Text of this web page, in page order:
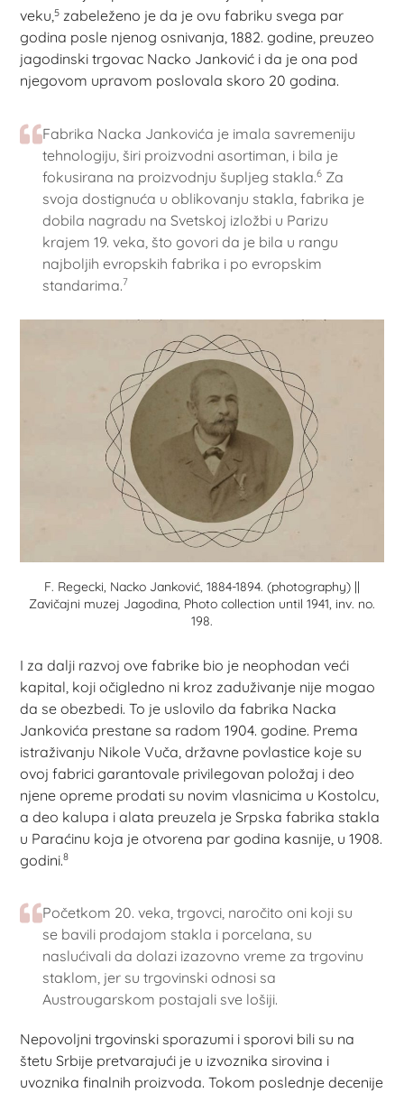
veku,5 zabeleženo je da je ovu fabriku svega par
godina posle njenog osnivanja, 1882. godine, preuzeo
jagodinski trgovac Nacko Janković i da je ona pod
njegovom upravom poslovala skoro 20 godina.
Fabrika Nacka Jankovića je imala savremeniju
tehnologiju, širi proizvodni asortiman, i bila je
fokusirana na proizvodnju šupljeg stakla.6 Za
svoja dostignuća u oblikovanju stakla, fabrika je
dobila nagradu na Svetskoj izložbi u Parizu
krajem 19. veka, što govori da je bila u rangu
najboljih evropskih fabrika i po evropskim
standarima.7
F. Regecki, Nacko Janković, 1884-1894. (photography) ||
Zavičajni muzej Jagodina, Photo collection until 1941, inv. no.
198.
I za dalji razvoj ove fabrike bio je neophodan veći
kapital, koji očigledno ni kroz zaduživanje nije mogao
da se obezbedi. To je uslovilo da fabrika Nacka
Jankovića prestane sa radom 1904. godine. Prema
istraživanju Nikole Vuča, državne povlastice koje su
ovoj fabrici garantovale privilegovan položaj i deo
njene opreme prodati su novim vlasnicima u Kostolcu,
a deo kalupa i alata preuzela je Srpska fabrika stakla
u Paraćinu koja je otvorena par godina kasnije, u 1908.
godini.8
Početkom 20. veka, trgovci, naročito oni koji su
se bavili prodajom stakla i porcelana, su
naslućivali da dolazi izazovno vreme za trgovinu
staklom, jer su trgovinski odnosi sa
Austrougarskom postajali sve lošiji.
Nepovoljni trgovinski sporazumi i sporovi bili su na
štetu Srbije pretvarajući je u izvoznika sirovina i
uvoznika finalnih proizvoda. Tokom poslednje decenije